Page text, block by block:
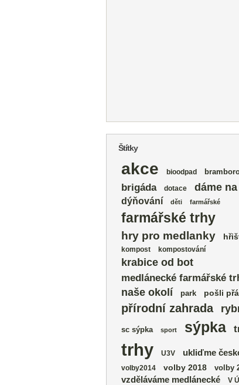
Štítky
akce bioodpad
brigáda dotace dáme
dýňování děti farmářské
farmářské trhy
hry pro medlanky
kompost kompostování
krabice od bot
medlánecké farmářské
naše okolí
park pošli
přírodní zahrada
sc sýpka sport sýpka
trhy U3V ukliďme
volby2014 volby 2018 volby
vzděláváme medlánecké V